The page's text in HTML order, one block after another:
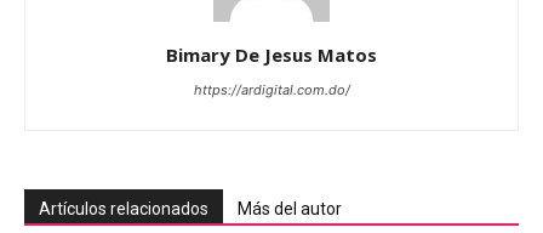
Bimary De Jesus Matos
https://ardigital.com.do/
Artículos relacionados Más del autor